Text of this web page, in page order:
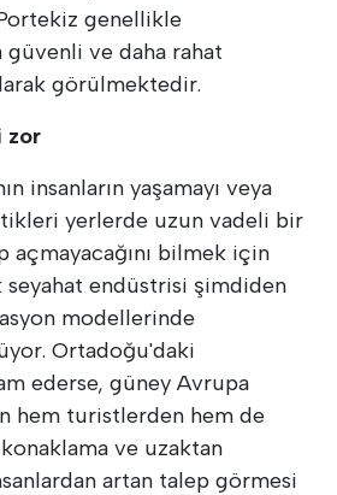
genellikle
güvenli ve daha rahat
görülmektedir.
zor
insanların yaşamayı veya
yerlerde uzun vadeli bir
açmayacağını bilmek için
endüstrisi şimdiden
modellerinde
Ortadoğu'daki
ederse, güney Avrupa
hem turistlerden hem de
ve uzaktan
artan talep görmesi